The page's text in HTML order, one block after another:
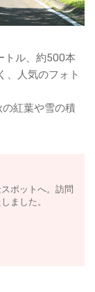
トル、約500本
、人気のフォト
紅葉や雪の積
ポットへ。訪問
ました。